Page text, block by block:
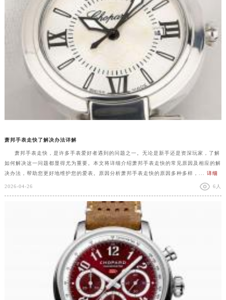
萧邦手表走快了解决办法详解
萧邦手表走快，是许多手表爱好者遇到的问题之一。无论是新手还是资深玩家，了解
如何解决这一问题都显得尤为重要。本文将详细介绍萧邦手表走快的常见原因及相应的解
决办法，帮助您更好地维护您的爱表。原因分析萧邦手表走快的原因多种多样，... 详细
2026-04-26 6人